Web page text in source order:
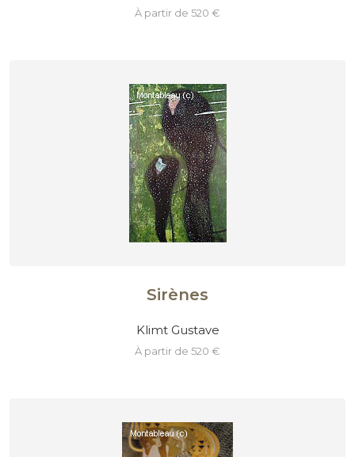
à partir de 520 €
Sirènes
Klimt Gustave
à partir de 520 €